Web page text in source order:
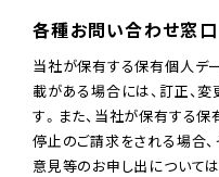
各種お問い合わせ窓口
当社が保有する保有個人デ
載がある場合には、訂正、
す。また、当社が保有する
停止のご請求をされる場合
意見等のお申し出について